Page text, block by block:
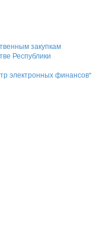
закупкам
Республики
электронных финансов"